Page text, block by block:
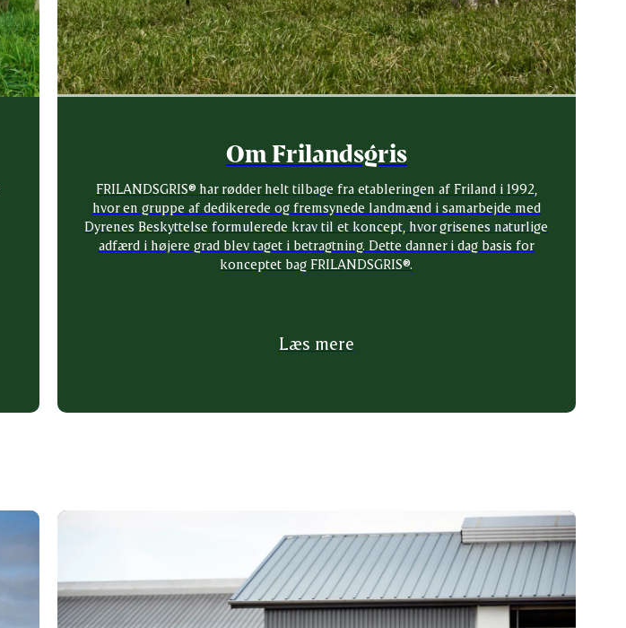
Om Frilandsgris
FRILANDSGRIS® har rødder helt tilbage fra etableringen af Friland i 1992,
hvor en gruppe af dedikerede og fremsynede landmænd i samarbejde med
Dyrenes Beskyttelse formulerede krav til et koncept, hvor grisenes naturlige
adfærd i højere grad blev taget i betragtning. Dette danner i dag basis for
konceptet bag FRILANDSGRIS®.
Læs mere